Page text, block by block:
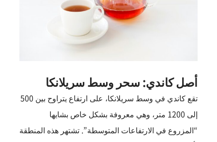
أصل كاندي: سحر وسط سريلانكا
تقع كاندي في وسط سريلانكا، على ارتفاع يتراوح بين 500
إلى 1200 متر، وهي معروفة بشكل خاص بشايها
“المزروع في الارتفاعات المتوسطة”. تشتهر هذه المنطقة